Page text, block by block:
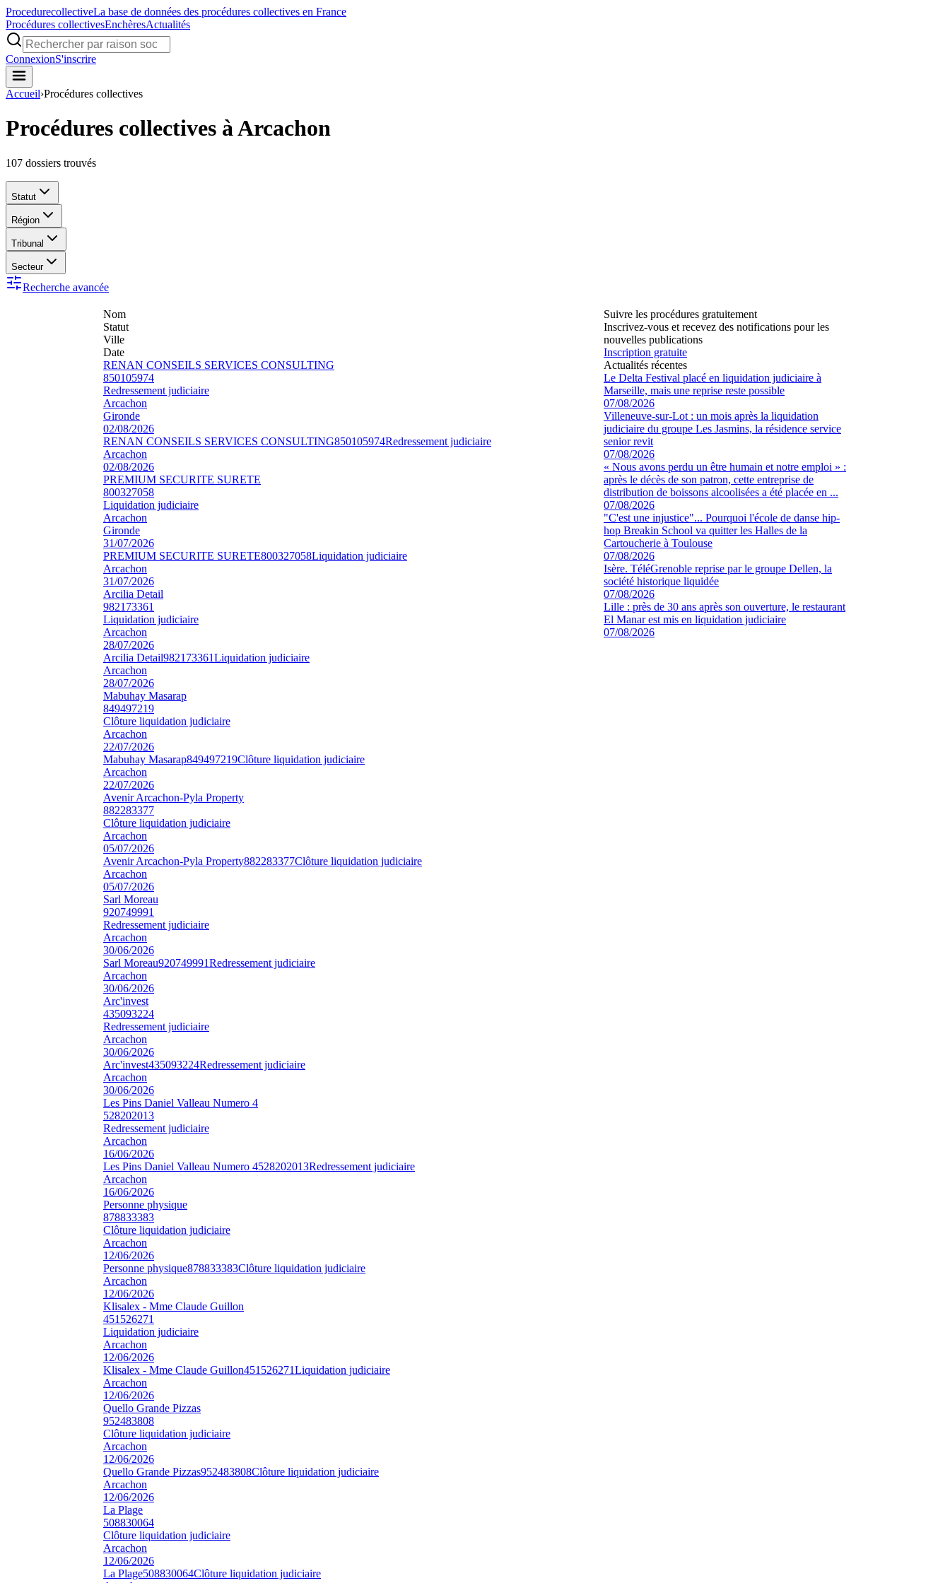
ProcedurecollectiveLa base de données des procédures collectives en France
Procédures collectivesEnchèresActualités
ConnexionS'inscrire
Accueil›Procédures collectives
Procédures collectives à Arcachon
107 dossiers trouvés
Statut
Région
Tribunal
Secteur
Recherche avancée
Nom
Statut
Ville
Date
RENAN CONSEILS SERVICES CONSULTING
850105974
Redressement judiciaire
Arcachon
Gironde
02/08/2026
RENAN CONSEILS SERVICES CONSULTING850105974Redressement judiciaire
Arcachon
02/08/2026
PREMIUM SECURITE SURETE
800327058
Liquidation judiciaire
Arcachon
Gironde
31/07/2026
PREMIUM SECURITE SURETE800327058Liquidation judiciaire
Arcachon
31/07/2026
Arcilia Detail
982173361
Liquidation judiciaire
Arcachon
28/07/2026
Arcilia Detail982173361Liquidation judiciaire
Arcachon
28/07/2026
Mabuhay Masarap
849497219
Clôture liquidation judiciaire
Arcachon
22/07/2026
Mabuhay Masarap849497219Clôture liquidation judiciaire
Arcachon
22/07/2026
Avenir Arcachon-Pyla Property
882283377
Clôture liquidation judiciaire
Arcachon
05/07/2026
Avenir Arcachon-Pyla Property882283377Clôture liquidation judiciaire
Arcachon
05/07/2026
Sarl Moreau
920749991
Redressement judiciaire
Arcachon
30/06/2026
Sarl Moreau920749991Redressement judiciaire
Arcachon
30/06/2026
Arc'invest
435093224
Redressement judiciaire
Arcachon
30/06/2026
Arc'invest435093224Redressement judiciaire
Arcachon
30/06/2026
Les Pins Daniel Valleau Numero 4
528202013
Redressement judiciaire
Arcachon
16/06/2026
Les Pins Daniel Valleau Numero 4528202013Redressement judiciaire
Arcachon
16/06/2026
Personne physique
878833383
Clôture liquidation judiciaire
Arcachon
12/06/2026
Personne physique878833383Clôture liquidation judiciaire
Arcachon
12/06/2026
Klisalex - Mme Claude Guillon
451526271
Liquidation judiciaire
Arcachon
12/06/2026
Klisalex - Mme Claude Guillon451526271Liquidation judiciaire
Arcachon
12/06/2026
Quello Grande Pizzas
952483808
Clôture liquidation judiciaire
Arcachon
12/06/2026
Quello Grande Pizzas952483808Clôture liquidation judiciaire
Arcachon
12/06/2026
La Plage
508830064
Clôture liquidation judiciaire
Arcachon
12/06/2026
La Plage508830064Clôture liquidation judiciaire
Suivre les procédures gratuitement
Inscrivez-vous et recevez des notifications pour les
nouvelles publications
Inscription gratuite
Actualités récentes
Le Delta Festival placé en liquidation judiciaire à
Marseille, mais une reprise reste possible
07/08/2026
Villeneuve-sur-Lot : un mois après la liquidation
judiciaire du groupe Les Jasmins, la résidence service
senior revit
07/08/2026
« Nous avons perdu un être humain et notre emploi » :
après le décès de son patron, cette entreprise de
distribution de boissons alcoolisées a été placée en ...
07/08/2026
"C'est une injustice"... Pourquoi l'école de danse hip-
hop Breakin School va quitter les Halles de la
Cartoucherie à Toulouse
07/08/2026
Isère. TéléGrenoble reprise par le groupe Dellen, la
société historique liquidée
07/08/2026
Lille : près de 30 ans après son ouverture, le restaurant
El Manar est mis en liquidation judiciaire
07/08/2026